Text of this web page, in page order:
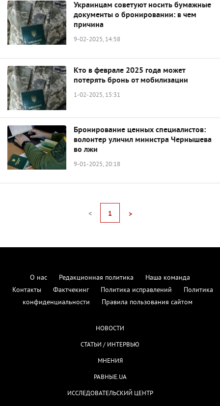
Украинцам советуют носить бумажные
документы о бронировании: в чем
причина
9-02-2025, 14:58
Кто в феврале 2025 года может
потерять бронь от мобилизации
1-02-2025, 15:31
Бронирование ценных специалистов:
волонтер уличил министра Чернышева
во лжи
9-01-2025, 20:18
< 1 >
О нас Редакционная политика
Наша команда
Контакты
Фактчекинг Политика исправлений
Политика
конфиденциальности
Правила пользования сайтом
НОВОСТИ
СТАТЬИ / ИНТЕРВЬЮ
МНЕНИЯ
РАВНЫЕ.UA
ИССЛЕДОВАТЕЛЬСКИЙ ЦЕНТР